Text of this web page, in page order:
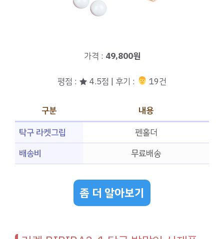
가격 : 49,800원
평점 : ★ 4.5점 | 후기 : ‍‍ 19건
구분
내용
탁구 라켓그립
펜홀더
배송비
무료배송
좀 더 알아보기